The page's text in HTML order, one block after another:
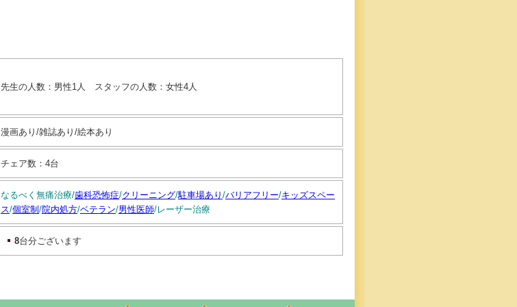
先生の人数：男性1人 スタッフの人数：女性4人
漫画あり /雑誌あり /絵本あり
チェア数： 4台
なるべく無痛治療/歯科恐怖症/クリーニング/駐車場あり /バリアフリー/キッズスペー
ス/個室制 /院内処方/ベテラン/男性医師/レーザー治療
8台分ございます